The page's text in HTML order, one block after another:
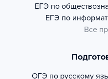
ЕГЭ по
ЕГЭ по
Все
ОГЭ по русскому